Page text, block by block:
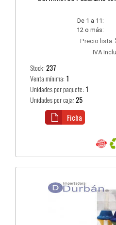
De 1 a 11:
12 o más:
Precio lista:
IVA
Stock:237
Venta mínima: 1
Unidades por paquete: 1
Unidades por caja:25
Ficha